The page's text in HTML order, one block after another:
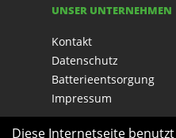
UNSER UNTERNEHMEN
Kontakt
Datenschutz
Batterieentsorgung
Impressum
Diese Internetseite